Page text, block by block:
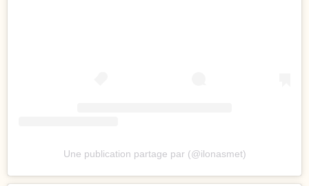
Une publication partage par (@ilonasmet)